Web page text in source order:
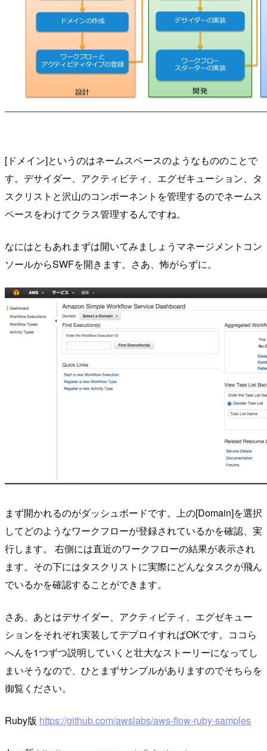
[ドメイン]というのはネームスペースのようなもののことで
す。デサイダー、アクティビティ、エグゼキューション、タ
スクリストと沢山のコンポーネントを管理するのでネームス
ペースをわけてクラス管理するんですね。
なにはともあれまずは開いてみましょうマネージメントコン
ソールからSWFを開きます。さあ、怖がらずに。
まず開かれるのがダッシュボードです。上の[Domain]を選択
してどのようなワークフローが登録されているかを確認、実
行します。 右側には直近のワークフローの結果が表示され
ます。その下にはタスクリストに実際にどんなタスクが飛ん
でいるかを確認することができます。
さあ、あとはデサイダー、アクティビティ、エグゼキュー
ションをそれぞれ実装してデプロイすればOKです。ココら
へんを1つずつ説明していくと壮大なストーリーになってし
まいそうなので、ひとまずサンプルがありますのでそちらを
御覧ください。
Ruby版 https://github.com/awslabs/aws-flow-ruby-samples